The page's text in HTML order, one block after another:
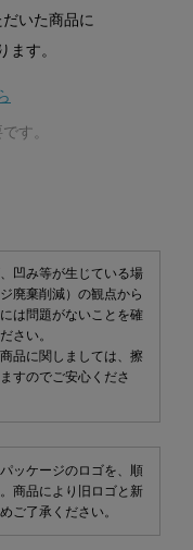
いた商品に
ます。
す。
凹み等が生じている場
廃棄削減）の観点から
は問題がないことを確
さい。
品に関しましては、擦
すのでご安心くださ
ッケージのロゴを、順
商品により旧ロゴと新
ご了承ください。